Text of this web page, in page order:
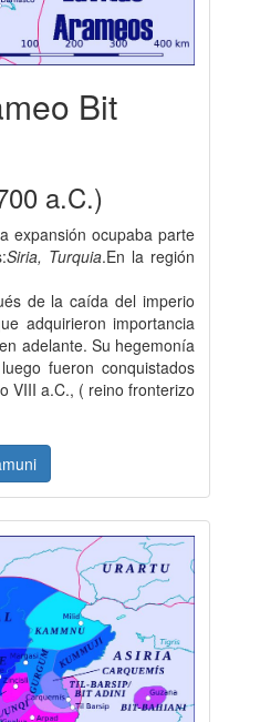
Bit
a.C.)
expansión ocupaba parte
Siria, Turquia.En la región
de la caída del imperio
adquirieron importancia
adelante. Su hegemonía
fueron conquistados
VIII a.C., ( reino fronterizo